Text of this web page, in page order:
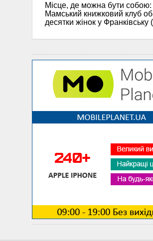
Місце, де можна бути собою:
Мамський книжковий клуб
десятки жінок у